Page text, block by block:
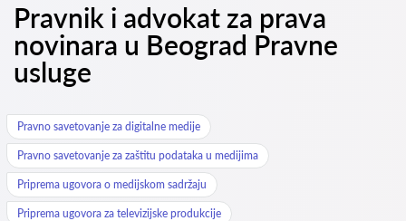
Pravnik i advokat za prava
novinara u Beograd Pravne
usluge
Pravno savetovanje za digitalne medije
Pravno savetovanje za zaštitu podataka u medijima
Priprema ugovora o medijskom sadržaju
Priprema ugovora za televizijske produkcije